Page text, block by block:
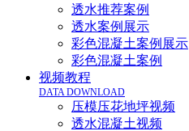
透水推荐案例
透水案例展示
彩色混凝土案例展示
彩色混凝土案例
视频教程
DATA DOWNLOAD
压模压花地坪视频
透水混凝土视频